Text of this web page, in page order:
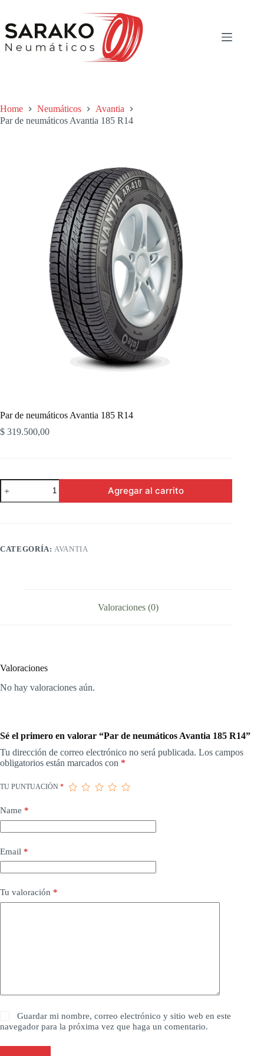
content
Home Neumáticos
Avantia
Par de neumáticos Avantia 185 R14
Par de neumáticos Avantia 185 R14
$ 319.500,00
Par
de
neumáticos
Agregar al carrito
CATEGORÍA: AVANTIA
Valoraciones (0)
Valoraciones
No hay valoraciones aún.
Sé el primero en valorar “Par de neumáticos Avantia 185 R14”
Tu dirección de correo electrónico no será publicada. Los campos
obligatorios están marcados con *
TU PUNTUACIÓN *
Name *
Email *
Tu valoración *
Guardar mi nombre, correo electrónico y sitio web en este
navegador para la próxima vez que haga un comentario.